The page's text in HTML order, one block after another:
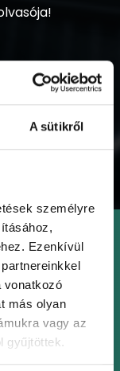
A sütikről
személyre
Ezenkívül
vonatkozó
más olyan
vagy az
gyűjtöttek.